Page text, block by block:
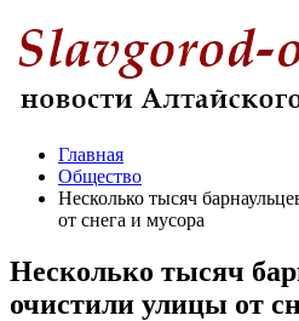
Главная
Общество
Несколько тысяч
от снега и мусора
Несколько тысяч
очистили улицы от